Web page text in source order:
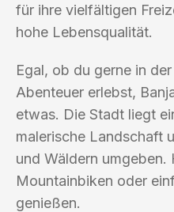
für ihre vielfältigen
hohe Lebensqualität.
Egal, ob du gerne in
Abenteuer erlebst,
etwas. Die Stadt liegt
malerische Landschaft
und Wäldern umgeben.
Mountainbiken oder
genießen.